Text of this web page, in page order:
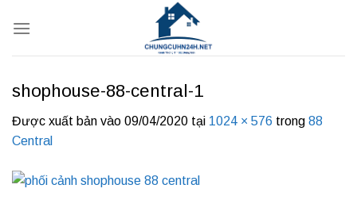
qua
shophouse-88-central-1
Được xuất bản vào 09/04/2020 tại 1024 × 576 trong 88
Central